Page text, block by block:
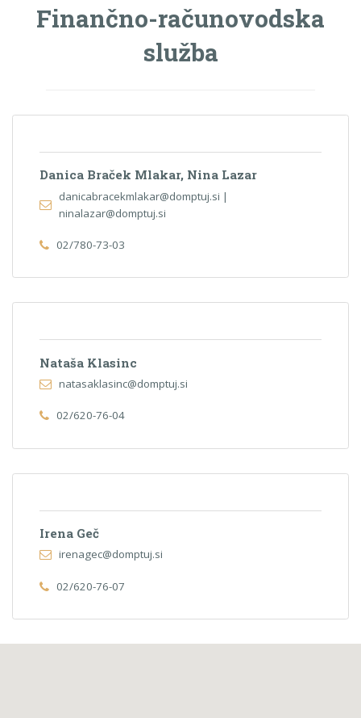
Finančno-računovodska
služba
Danica Braček Mlakar, Nina Lazar
danicabracekmlakar@domptuj.si |
ninalazar@domptuj.si
02/780-73-03
Nataša Klasinc
natasaklasinc@domptuj.si
02/620-76-04
Irena Geč
irenagec@domptuj.si
02/620-76-07